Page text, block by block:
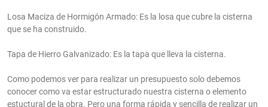
Losa Maciza de Hormigón Armado: Es la losa que cubre la cisterna
que se ha construido.
Tapa de Hierro Galvanizado: Es la tapa que lleva la cisterna.
Como podemos ver para realizar un presupuesto solo debemos
conocer como va estar estructurado nuestra cisterna o elemento
estuctural de la obra. Pero una forma rápida y sencilla de realizar un